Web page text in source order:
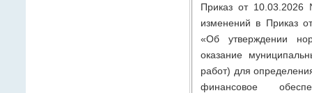
Приказ от
изменений в Приказ
«Об утверждении
оказание
работ) для
финансовое